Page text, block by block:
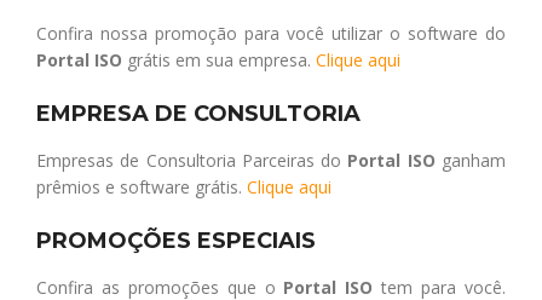
Confira nossa promoção para você utilizar o software do
Portal ISO grátis em sua empresa. Clique aqui
EMPRESA DE CONSULTORIA
Empresas de Consultoria Parceiras do Portal ISO ganham
prêmios e software grátis. Clique aqui
PROMOÇÕES ESPECIAIS
Confira as promoções que o Portal ISO tem para você.